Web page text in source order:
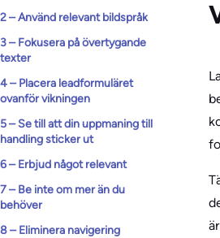
2 – Använd relevant bildspråk
3 – Fokusera på övertygande
texter
4 – Placera leadformuläret
ovanför vikningen
5 – Se till att din uppmaning till
handling sticker ut
6 – Erbjud något relevant
7 – Be inte om mer än du
behöver
8 – Eliminera navigering